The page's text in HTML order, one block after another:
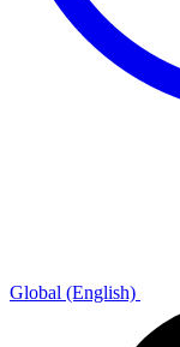
Global (English)